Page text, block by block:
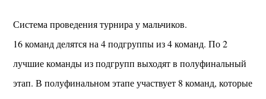
Система проведения турнира у мальчиков.
16 команд делятся на 4 подгруппы из 4 команд. По 2
лучшие команды из подгрупп выходят в полуфинальный
этап. В полуфинальном этапе участвует 8 команд, которые